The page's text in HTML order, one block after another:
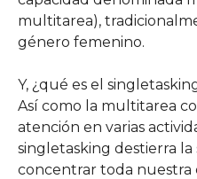
multitarea),
género femenino.
Y, ¿qué es el
Así como la multitarea
atención en varias
singletasking destierra
concentrar toda nuestra